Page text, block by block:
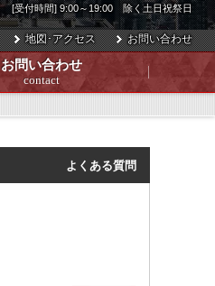
お問い合わせ
contact
地図･アクセス お問い合わせ
[受付時間] 9:00～19:00 除く土日祝祭日
よくある質問